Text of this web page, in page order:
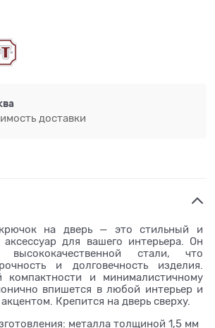
доставки
крючок на дверь — это стильный и
для вашего интерьера. Он
высококачественной стали, что
и долговечность изделия.
компактности и минималистичному
впишется в любой интерьер и
Крепится на дверь сверху.
металла толщиной 1,5 мм